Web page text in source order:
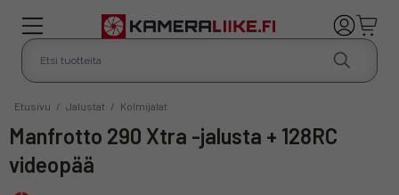
Etusivu / Jalustat / Kolmijalat
Manfrotto 290 Xtra -jalusta + 128RC
videopää